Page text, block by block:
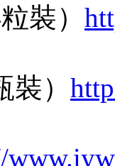
裝）
）